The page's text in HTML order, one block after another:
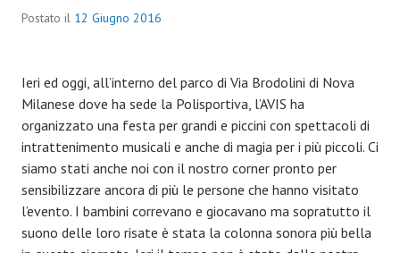
Postato il 12 Giugno 2016
Ieri ed oggi, all’interno del parco di Via Brodolini di Nova
Milanese dove ha sede la Polisportiva, l’AVIS ha
organizzato una festa per grandi e piccini con spettacoli di
intrattenimento musicali e anche di magia per i più piccoli. Ci
siamo stati anche noi con il nostro corner pronto per
sensibilizzare ancora di più le persone che hanno visitato
l’evento. I bambini correvano e giocavano ma sopratutto il
suono delle loro risate è stata la colonna sonora più bella